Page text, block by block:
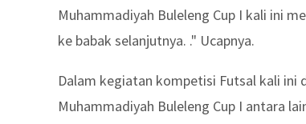
Muhammadiyah Buleleng Cup I kali ini
ke babak selanjutnya. ." Ucapnya.
Dalam kegiatan kompetisi Futsal kali
Muhammadiyah Buleleng Cup I antara